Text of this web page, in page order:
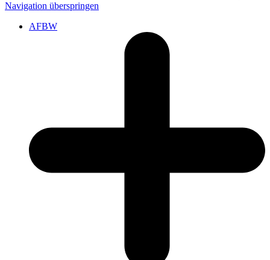
Navigation überspringen
AFBW